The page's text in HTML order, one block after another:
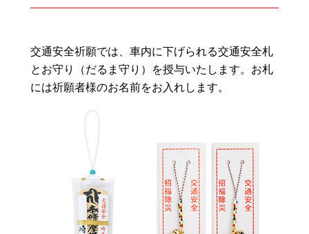
交通安全祈願では、車内に下げられる交通安全札
とお守り（だるま守り）を授与いたします。お札
には祈願者様のお名前をお入れします。